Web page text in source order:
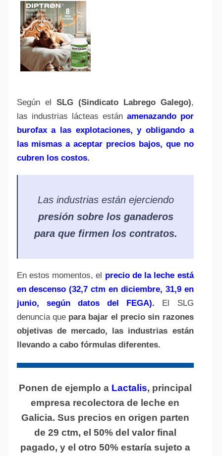
Según el SLG (Sindicato Labrego Galego),
las industrias lácteas están amenazando por
burofax a las explotaciones, y obligando a
las mismas a aceptar precios bajos, que no
cubren los costos.
Las industrias están ejerciendo
presión sobre los ganaderos
para que firmen los contratos.
En estos momentos, el precio de la leche está
en descenso (32,7 ctm en diciembre, 31,9 en
junio, según datos del FEGA).
El SLG
denuncia que para bajar el precio sin razones
objetivas de mercado, las industrias están
llevando a cabo fórmulas diferentes.
Ponen de ejemplo a Lactalis, principal
empresa recolectora de leche en
Galicia. Sus precios en origen parten
de 29 ctm, el 50% del valor final
pagado, y el otro 50% estaría sujeto a